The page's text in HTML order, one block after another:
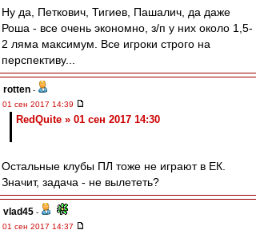
Ну да, Петкович, Тигиев, Пашалич, да даже
Роша - все очень экономно, з/п у них около 1,5-
2 ляма максимум. Все игроки строго на
перспективу...
rotten -
01 сен 2017 14:39
RedQuite » 01 сен 2017 14:30
Остальные клубы ПЛ тоже не играют в ЕК.
Значит, задача - не вылететь?
vlad45 -
01 сен 2017 14:37